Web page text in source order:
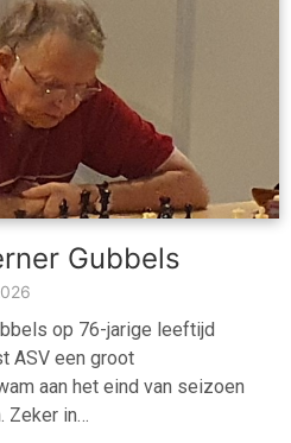
Gubbels
op 76-jarige leeftijd
ASV een groot
aan het eind van seizoen
Zeker in…